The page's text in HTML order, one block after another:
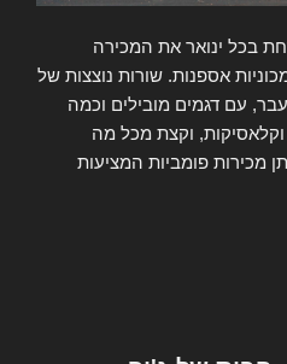
בכל ינואר את המכירה
אספנות. שורות נוצצות של
עם דגמים מובילים וכמה
וקלאסיקות, וקצת מכל מה
מכירות פומביות המציעות